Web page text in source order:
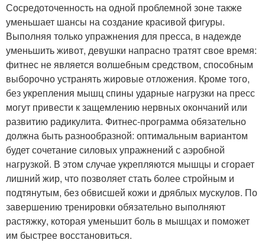
Сосредоточенность на одной проблемной зоне также
уменьшает шансы на создание красивой фигуры.
Выполняя только упражнения для пресса, в надежде
уменьшить живот, девушки напрасно тратят свое время:
фитнес не является волшебным средством, способным
выборочно устранять жировые отложения. Кроме того,
без укрепления мышц спины ударные нагрузки на пресс
могут привести к защемлению нервных окончаний или
развитию радикулита. Фитнес-программа обязательно
должна быть разнообразной: оптимальным вариантом
будет сочетание силовых упражнений с аэробной
нагрузкой. В этом случае укрепляются мышцы и сгорает
лишний жир, что позволяет стать более стройным и
подтянутым, без обвисшей кожи и дряблых мускулов. По
завершению тренировки обязательно выполняют
растяжку, которая уменьшит боль в мышцах и поможет
им быстрее восстановиться.